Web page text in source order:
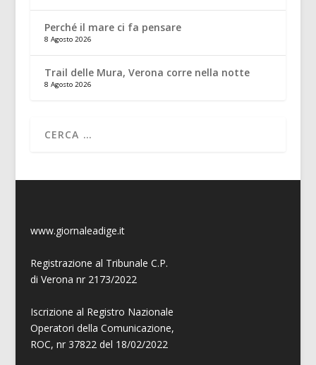
Perché il mare ci fa pensare
8 Agosto 2026
Trail delle Mura, Verona corre nella notte
8 Agosto 2026
www.giornaleadige.it
Registrazione al Tribunale C.P.
di Verona nr 2173/2022
Iscrizione al Registro Nazionale
Operatori della Comunicazione,
ROC, nr 37822 del 18/02/2022